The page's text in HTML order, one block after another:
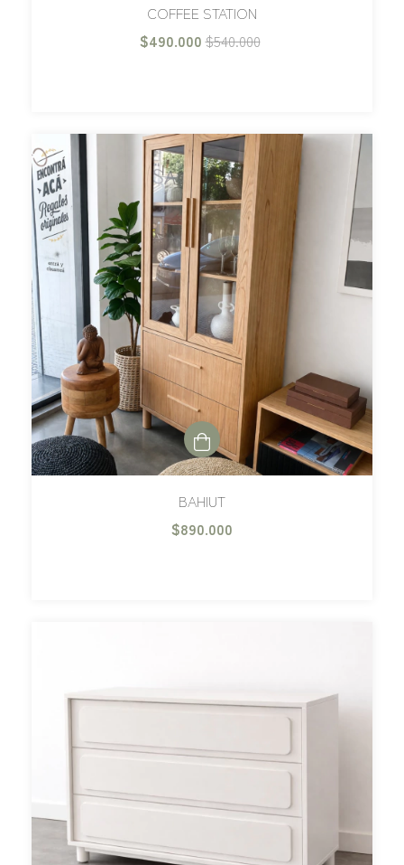
COFFEE STATION
$490.000$540.000
BAHIUT
$890.000